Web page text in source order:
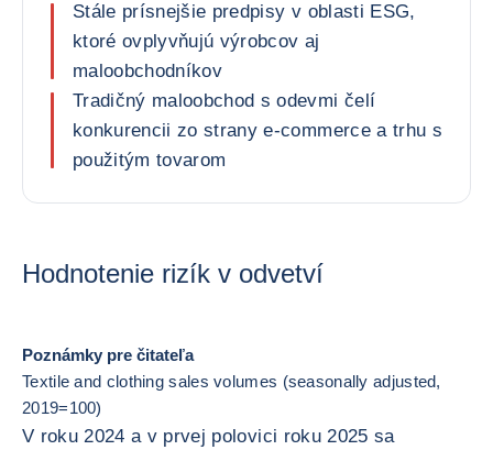
Stále prísnejšie predpisy v oblasti ESG,
ktoré ovplyvňujú výrobcov aj
maloobchodníkov
Tradičný maloobchod s odevmi čelí
konkurencii zo strany e-commerce a trhu s
použitým tovarom
Hodnotenie rizík v odvetví
Poznámky pre čitateľa
Textile and clothing sales volumes (seasonally adjusted,
2019=100)
V roku 2024 a v prvej polovici roku 2025 sa